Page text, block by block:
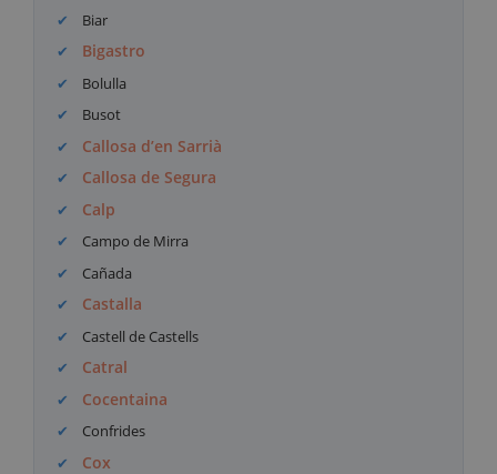
Biar
Bigastro
Bolulla
Busot
Callosa d’en Sarrià
Callosa de Segura
Calp
Campo de Mirra
Cañada
Castalla
Castell de Castells
Catral
Cocentaina
Confrides
Cox